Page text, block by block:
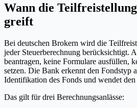
Wann die
greift
Bei deutschen Brokern wird die
jeder Steuerberechnung berücksichtigt.
beantragen, keine Formulare ausfüllen,
setzen. Die Bank erkennt den Fondstyp
Identifikation des Fonds und wendet
Das gilt für drei Berechnungsanlässe: